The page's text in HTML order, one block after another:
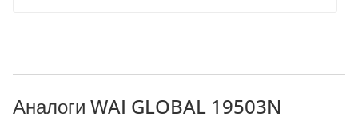
Аналоги WAI GLOBAL 19503N